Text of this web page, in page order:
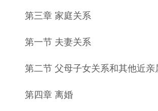
第三章 家庭关系
第一节 夫妻关系
第二节 父母子女关系和其他近亲
第四章 离婚